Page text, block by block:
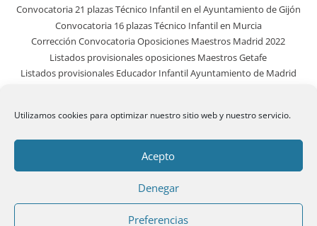
Utilizamos cookies para optimizar nuestro sitio web y nuestro servicio.
Acepto
Denegar
Preferencias
Convocatoria 21 plazas Técnico Infantil en el Ayuntamiento de Gijón
Convocatoria 16 plazas Técnico Infantil en Murcia
Corrección Convocatoria Oposiciones Maestros Madrid 2022
Listados provisionales oposiciones Maestros Getafe
Listados provisionales Educador Infantil Ayuntamiento de Madrid